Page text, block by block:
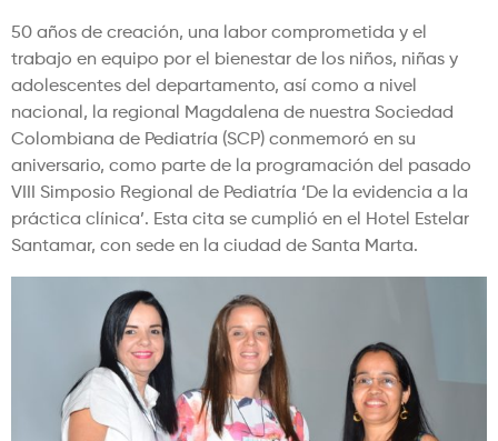
50 años de creación, una labor comprometida y el
trabajo en equipo por el bienestar de los niños, niñas y
adolescentes del departamento, así como a nivel
nacional, la regional Magdalena de nuestra Sociedad
Colombiana de Pediatría (SCP) conmemoró en su
aniversario, como parte de la programación del pasado
VIII Simposio Regional de Pediatría ‘De la evidencia a la
práctica clínica’. Esta cita se cumplió en el Hotel Estelar
Santamar, con sede en la ciudad de Santa Marta.